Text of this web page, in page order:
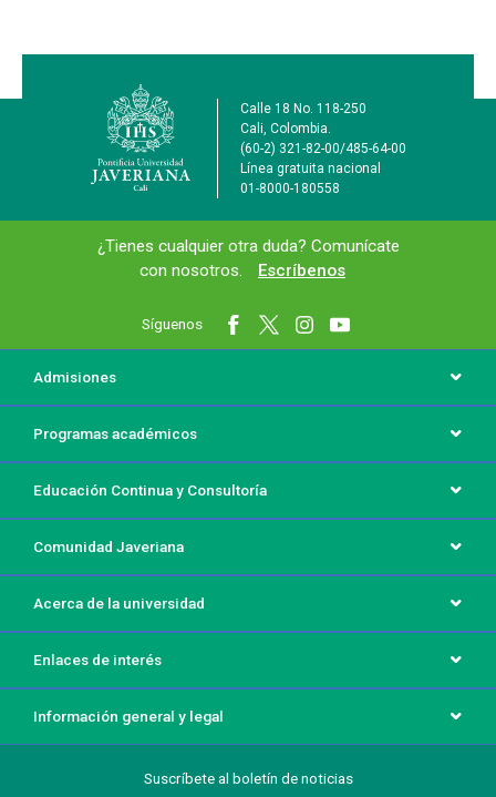
Información de la
Calle 18 No. 118-250
Cali, Colombia.
(60-2) 321-82-00/485-64-00
Línea gratuita nacional
01-8000-180558
Información y redes sociales
¿Tienes cualquier otra duda? Comunícate
con nosotros.
Escríbenos
Síguenos
Menú principal del footer
Admisiones
Programas académicos
Educación Continua y Consultoría
Comunidad Javeriana
Acerca de la universidad
Enlaces de interés
Información general y legal
Suscríbete al boletín de noticias